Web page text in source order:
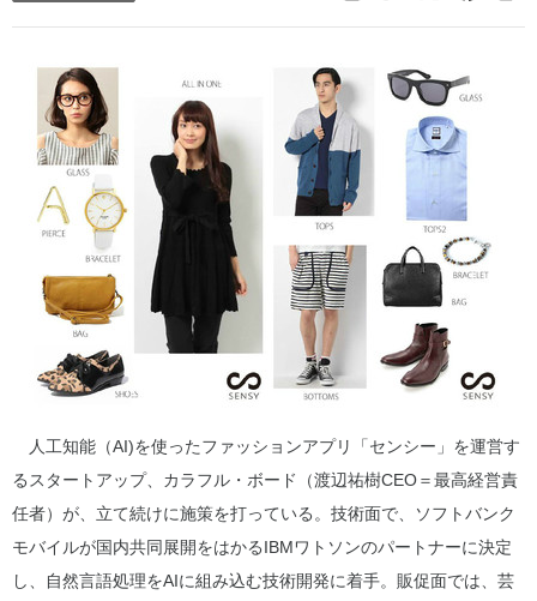
人工知能（AI)を使ったファッションアプリ「センシー」を運営す
るスタートアップ、カラフル・ボード（渡辺祐樹CEO＝最高経営責
任者）が、立て続けに施策を打っている。技術面で、ソフトバンク
モバイルが国内共同展開をはかるIBMワトソンのパートナーに決定
し、自然言語処理をAIに組み込む技術開発に着手。販促面では、芸